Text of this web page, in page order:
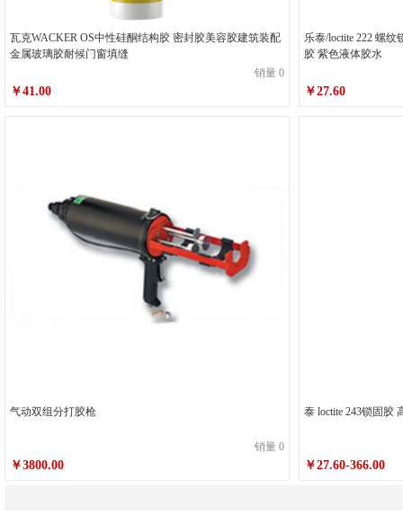
瓦克WACKER OS中性硅酮结构胶 密封胶美容胶建筑装配
金属玻璃胶耐候门窗填缝
销量 0
￥41.00
乐泰/loctite 222 螺
胶 紫色液体胶水
￥27.60
气动双组分打胶枪
销量 0
￥3800.00
泰 loctite 243锁固胶
￥27.60-366.00